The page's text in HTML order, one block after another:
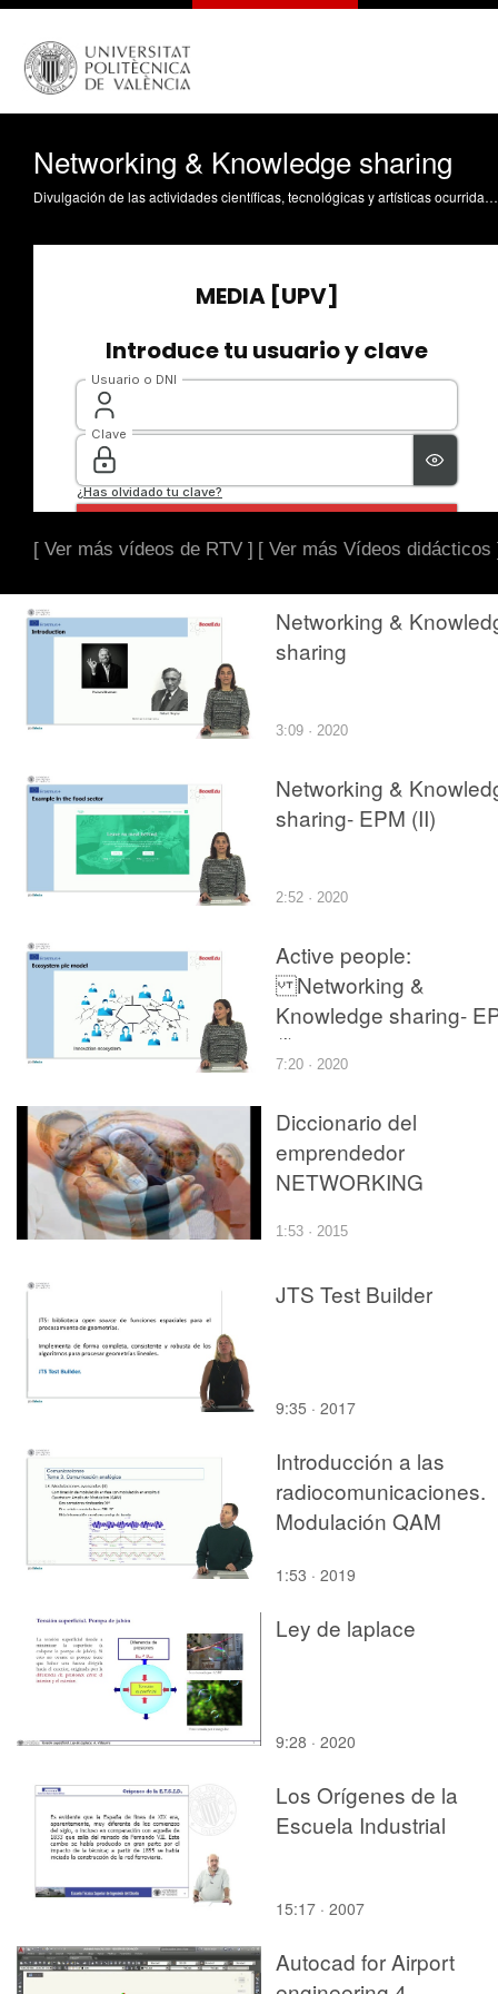
Networking & Knowledge sharing
Divulgación de las actividades científicas, tecnológicas y artísticas ocurridas en los tres campus de la UPV
[ Ver más vídeos de RTV ] [ Ver más Vídeos didácticos
Networking &
sharing
3:09 · 2020
Networking &
sharing- EPM (II)
2:52 · 2020
Active people:
Networking &
Knowledge sharing-
(I)
7:20 · 2020
Diccionario del
emprendedor
NETWORKING
1:53 · 2015
JTS Test Builder
9:35 · 2017
Introducción a las
radiocomunicaciones.
Modulación QAM
1:53 · 2019
Ley de laplace
9:28 · 2020
Los Orígenes de la
Escuela Industrial
15:17 · 2007
Autocad for Airport